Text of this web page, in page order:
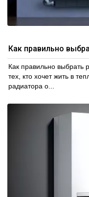
Как правильно
Как правильно выбрать
тех, кто хочет жить в
радиатора о...